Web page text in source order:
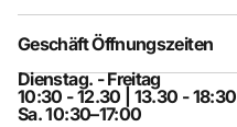
Geschäft Öffnungszeiten
Dienstag. - Freitag
10:30 - 12.30 | 13.30 - 18:30
Sa. 10:30–17:00